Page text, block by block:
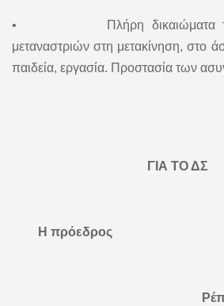
• Πλήρη δικαιώματα των
μεταναστριών στη μετακίνηση, στο
παιδεία, εργασία. Προστασία των
ΓΙΑ ΤΟ ΔΣ
Η πρόεδρος Ο